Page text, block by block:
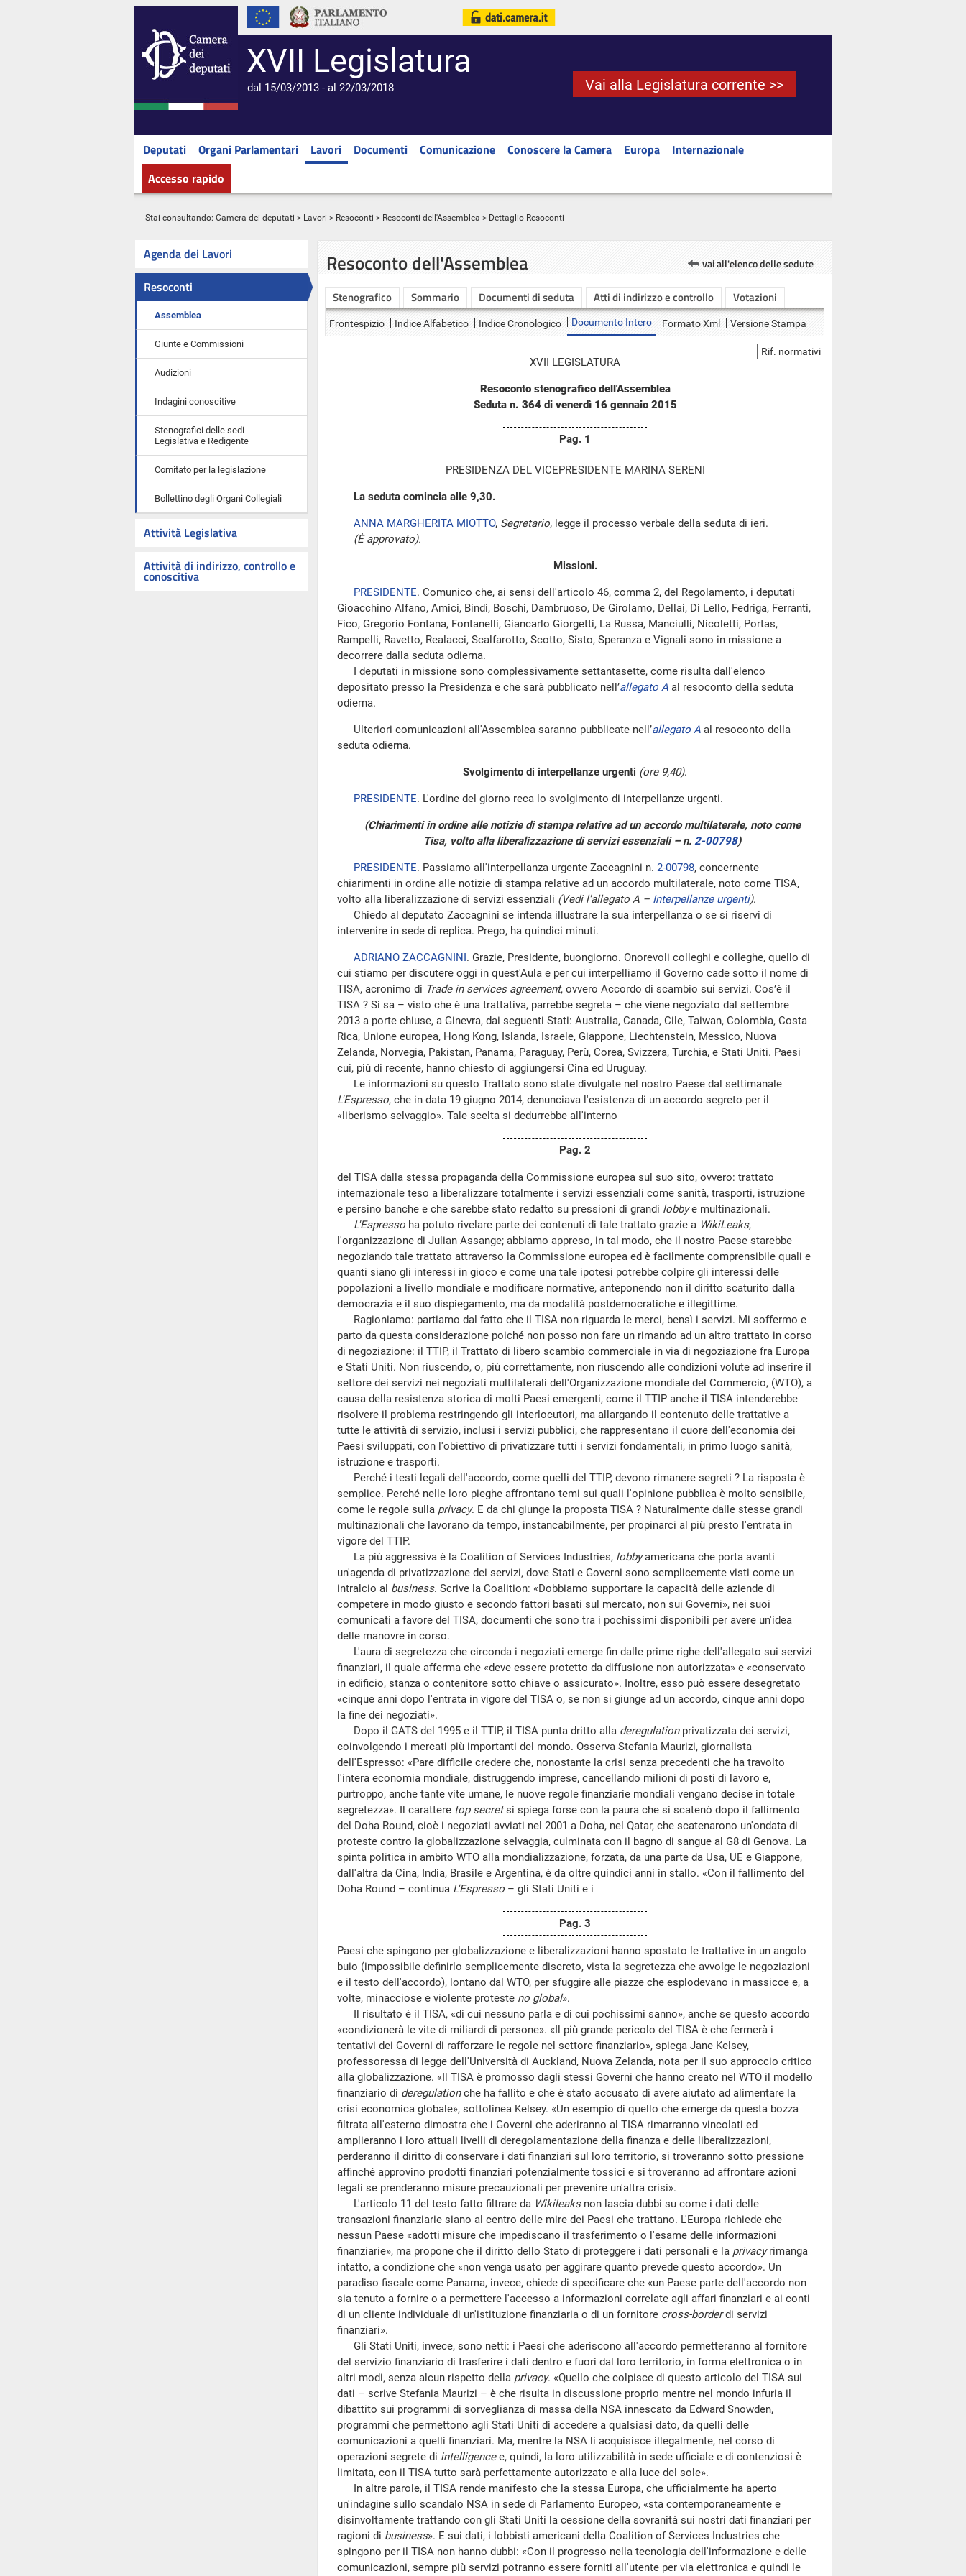
XVII Legislatura
dal 15/03/2013 - al 22/03/2018 Vai alla Legislatura corrente >>
Deputati Organi Parlamentari Lavori Documenti Comunicazione Conoscere la Camera Europa
Internazionale
Accesso rapido
Stai consultando: Camera dei deputati > Lavori > Resoconti > Resoconti dell'Assemblea > Dettaglio Resoconti
Agenda dei Lavori
Resoconti
Assemblea
Giunte e Commissioni
Audizioni
Indagini conoscitive
Stenografici delle sedi
Legislativa e Redigente
Comitato per la legislazione
Bollettino degli Organi Collegiali
Attività Legislativa
Attività di indirizzo, controllo e
conoscitiva
Resoconto dell'Assemblea vai all'elenco delle sedute
Stenografico Sommario Documenti di seduta Atti di indirizzo e controllo Votazioni
Frontespizio Indice Alfabetico Indice Cronologico Documento Intero Formato Xml Versione Stampa
Rif. normativi
XVII LEGISLATURA
Resoconto stenografico dell'Assemblea
Seduta n. 364 di venerdì 16 gennaio 2015
Pag. 1
PRESIDENZA DEL VICEPRESIDENTE MARINA SERENI
La seduta comincia alle 9,30.
ANNA MARGHERITA MIOTTO, Segretario, legge il processo verbale della seduta di ieri.
(È approvato).
Missioni.
PRESIDENTE. Comunico che, ai sensi dell'articolo 46, comma 2, del Regolamento, i deputati
Gioacchino Alfano, Amici, Bindi, Boschi, Dambruoso, De Girolamo, Dellai, Di Lello, Fedriga, Ferranti,
Fico, Gregorio Fontana, Fontanelli, Giancarlo Giorgetti, La Russa, Manciulli, Nicoletti, Portas,
Rampelli, Ravetto, Realacci, Scalfarotto, Scotto, Sisto, Speranza e Vignali sono in missione a
decorrere dalla seduta odierna.
I deputati in missione sono complessivamente settantasette, come risulta dall'elenco
depositato presso la Presidenza e che sarà pubblicato nell’allegato A al resoconto della seduta
odierna.
Ulteriori comunicazioni all'Assemblea saranno pubblicate nell’allegato A al resoconto della
seduta odierna.
Svolgimento di interpellanze urgenti (ore 9,40).
PRESIDENTE. L'ordine del giorno reca lo svolgimento di interpellanze urgenti.
(Chiarimenti in ordine alle notizie di stampa relative ad un accordo multilaterale, noto come
Tisa, volto alla liberalizzazione di servizi essenziali – n. 2-00798)
PRESIDENTE. Passiamo all'interpellanza urgente Zaccagnini n. 2-00798, concernente
chiarimenti in ordine alle notizie di stampa relative ad un accordo multilaterale, noto come TISA,
volto alla liberalizzazione di servizi essenziali (Vedi l'allegato A – Interpellanze urgenti).
Chiedo al deputato Zaccagnini se intenda illustrare la sua interpellanza o se si riservi di
intervenire in sede di replica. Prego, ha quindici minuti.
ADRIANO ZACCAGNINI. Grazie, Presidente, buongiorno. Onorevoli colleghi e colleghe, quello di
cui stiamo per discutere oggi in quest'Aula e per cui interpelliamo il Governo cade sotto il nome di
TISA, acronimo di Trade in services agreement, ovvero Accordo di scambio sui servizi. Cos’è il
TISA ? Si sa – visto che è una trattativa, parrebbe segreta – che viene negoziato dal settembre
2013 a porte chiuse, a Ginevra, dai seguenti Stati: Australia, Canada, Cile, Taiwan, Colombia, Costa
Rica, Unione europea, Hong Kong, Islanda, Israele, Giappone, Liechtenstein, Messico, Nuova
Zelanda, Norvegia, Pakistan, Panama, Paraguay, Perù, Corea, Svizzera, Turchia, e Stati Uniti. Paesi
cui, più di recente, hanno chiesto di aggiungersi Cina ed Uruguay.
Le informazioni su questo Trattato sono state divulgate nel nostro Paese dal settimanale
L'Espresso, che in data 19 giugno 2014, denunciava l'esistenza di un accordo segreto per il
«liberismo selvaggio». Tale scelta si dedurrebbe all'interno
Pag. 2
del TISA dalla stessa propaganda della Commissione europea sul suo sito, ovvero: trattato
internazionale teso a liberalizzare totalmente i servizi essenziali come sanità, trasporti, istruzione
e persino banche e che sarebbe stato redatto su pressioni di grandi lobbye multinazionali.
L'Espresso ha potuto rivelare parte dei contenuti di tale trattato grazie a WikiLeaks,
l'organizzazione di Julian Assange; abbiamo appreso, in tal modo, che il nostro Paese starebbe
negoziando tale trattato attraverso la Commissione europea ed è facilmente comprensibile quali e
quanti siano gli interessi in gioco e come una tale ipotesi potrebbe colpire gli interessi delle
popolazioni a livello mondiale e modificare normative, anteponendo non il diritto scaturito dalla
democrazia e il suo dispiegamento, ma da modalità postdemocratiche e illegittime.
Ragioniamo: partiamo dal fatto che il TISA non riguarda le merci, bensì i servizi. Mi soffermo e
parto da questa considerazione poiché non posso non fare un rimando ad un altro trattato in corso
di negoziazione: il TTIP, il Trattato di libero scambio commerciale in via di negoziazione fra Europa
e Stati Uniti. Non riuscendo, o, più correttamente, non riuscendo alle condizioni volute ad inserire il
settore dei servizi nei negoziati multilaterali dell'Organizzazione mondiale del Commercio, (WTO), a
causa della resistenza storica di molti Paesi emergenti, come il TTIP anche il TISA intenderebbe
risolvere il problema restringendo gli interlocutori, ma allargando il contenuto delle trattative a
tutte le attività di servizio, inclusi i servizi pubblici, che rappresentano il cuore dell'economia dei
Paesi sviluppati, con l'obiettivo di privatizzare tutti i servizi fondamentali, in primo luogo sanità,
istruzione e trasporti.
Perché i testi legali dell'accordo, come quelli del TTIP, devono rimanere segreti ? La risposta è
semplice. Perché nelle loro pieghe affrontano temi sui quali l'opinione pubblica è molto sensibile,
come le regole sulla privacy. E da chi giunge la proposta TISA ? Naturalmente dalle stesse grandi
multinazionali che lavorano da tempo, instancabilmente, per propinarci al più presto l'entrata in
vigore del TTIP.
La più aggressiva è la Coalition of Services Industries, lobbyamericana che porta avanti
un'agenda di privatizzazione dei servizi, dove Stati e Governi sono semplicemente visti come un
intralcio al business. Scrive la Coalition: «Dobbiamo supportare la capacità delle aziende di
competere in modo giusto e secondo fattori basati sul mercato, non sui Governi», nei suoi
comunicati a favore del TISA, documenti che sono tra i pochissimi disponibili per avere un'idea
delle manovre in corso.
L'aura di segretezza che circonda i negoziati emerge fin dalle prime righe dell'allegato sui servizi
finanziari, il quale afferma che «deve essere protetto da diffusione non autorizzata» e «conservato
in edificio, stanza o contenitore sotto chiave o assicurato». Inoltre, esso può essere desegretato
«cinque anni dopo l'entrata in vigore del TISA o, se non si giunge ad un accordo, cinque anni dopo
la fine dei negoziati».
Dopo il GATS del 1995 e il TTIP, il TISA punta dritto alla deregulationprivatizzata dei servizi,
coinvolgendo i mercati più importanti del mondo. Osserva Stefania Maurizi, giornalista
dell'Espresso: «Pare difficile credere che, nonostante la crisi senza precedenti che ha travolto
l'intera economia mondiale, distruggendo imprese, cancellando milioni di posti di lavoro e,
purtroppo, anche tante vite umane, le nuove regole finanziarie mondiali vengano decise in totale
segretezza». Il carattere top secretsi spiega forse con la paura che si scatenò dopo il fallimento
del Doha Round, cioè i negoziati avviati nel 2001 a Doha, nel Qatar, che scatenarono un'ondata di
proteste contro la globalizzazione selvaggia, culminata con il bagno di sangue al G8 di Genova. La
spinta politica in ambito WTO alla mondializzazione, forzata, da una parte da Usa, UE e Giappone,
dall'altra da Cina, India, Brasile e Argentina, è da oltre quindici anni in stallo. «Con il fallimento del
Doha Round – continua L'Espresso – gli Stati Uniti e i
Pag. 3
Paesi che spingono per globalizzazione e liberalizzazioni hanno spostato le trattative in un angolo
buio (impossibile definirlo semplicemente discreto, vista la segretezza che avvolge le negoziazioni
e il testo dell'accordo), lontano dal WTO, per sfuggire alle piazze che esplodevano in massicce e, a
volte, minacciose e violente proteste no global».
Il risultato è il TISA, «di cui nessuno parla e di cui pochissimi sanno», anche se questo accordo
«condizionerà le vite di miliardi di persone». «Il più grande pericolo del TISA è che fermerà i
tentativi dei Governi di rafforzare le regole nel settore finanziario», spiega Jane Kelsey,
professoressa di legge dell'Università di Auckland, Nuova Zelanda, nota per il suo approccio critico
alla globalizzazione. «Il TISA è promosso dagli stessi Governi che hanno creato nel WTO il modello
finanziario di deregulationche ha fallito e che è stato accusato di avere aiutato ad alimentare la
crisi economica globale», sottolinea Kelsey. «Un esempio di quello che emerge da questa bozza
filtrata all'esterno dimostra che i Governi che aderiranno al TISA rimarranno vincolati ed
amplieranno i loro attuali livelli di deregolamentazione della finanza e delle liberalizzazioni,
perderanno il diritto di conservare i dati finanziari sul loro territorio, si troveranno sotto pressione
affinché approvino prodotti finanziari potenzialmente tossici e si troveranno ad affrontare azioni
legali se prenderanno misure precauzionali per prevenire un'altra crisi».
L'articolo 11 del testo fatto filtrare da Wikileaksnon lascia dubbi su come i dati delle
transazioni finanziarie siano al centro delle mire dei Paesi che trattano. L'Europa richiede che
nessun Paese «adotti misure che impediscano il trasferimento o l'esame delle informazioni
finanziarie», ma propone che il diritto dello Stato di proteggere i dati personali e la privacyrimanga
intatto, a condizione che «non venga usato per aggirare quanto prevede questo accordo». Un
paradiso fiscale come Panama, invece, chiede di specificare che «un Paese parte dell'accordo non
sia tenuto a fornire o a permettere l'accesso a informazioni correlate agli affari finanziari e ai conti
di un cliente individuale di un'istituzione finanziaria o di un fornitore cross-borderdi servizi
finanziari».
Gli Stati Uniti, invece, sono netti: i Paesi che aderiscono all'accordo permetteranno al fornitore
del servizio finanziario di trasferire i dati dentro e fuori dal loro territorio, in forma elettronica o in
altri modi, senza alcun rispetto della privacy. «Quello che colpisce di questo articolo del TISA sui
dati – scrive Stefania Maurizi – è che risulta in discussione proprio mentre nel mondo infuria il
dibattito sui programmi di sorveglianza di massa della NSA innescato da Edward Snowden,
programmi che permettono agli Stati Uniti di accedere a qualsiasi dato, da quelli delle
comunicazioni a quelli finanziari. Ma, mentre la NSA li acquisisce illegalmente, nel corso di
operazioni segrete di intelligencee, quindi, la loro utilizzabilità in sede ufficiale e di contenziosi è
limitata, con il TISA tutto sarà perfettamente autorizzato e alla luce del sole».
In altre parole, il TISA rende manifesto che la stessa Europa, che ufficialmente ha aperto
un'indagine sullo scandalo NSA in sede di Parlamento Europeo, «sta contemporaneamente e
disinvoltamente trattando con gli Stati Uniti la cessione della sovranità sui nostri dati finanziari per
ragioni di business». E sui dati, i lobbisti americani della Coalition of Services Industries che
spingono per il TISA non hanno dubbi: «Con il progresso nella tecnologia dell'informazione e delle
comunicazioni, sempre più servizi potranno essere forniti all'utente per via elettronica e quindi le